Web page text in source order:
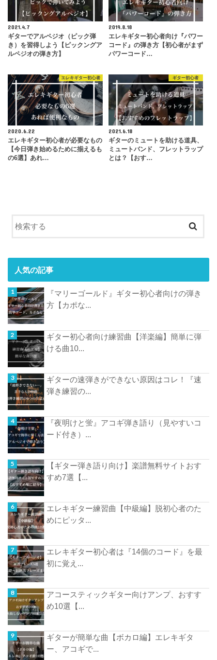
2021.4.7
ギターでアルペジオ（ピック弾
き）を習得しよう【ピックングア
ルペジオの弾き方】
2019.8.18
エレキギター初心者向け『パワー
コード』の弾き方【初心者がまず
パワーコード…
エレキギター初心者
2020.6.22
エレキギター初心者が必要なもの
【今日弾き始めるために揃えるも
の6選】あれ…
ギター初心者
2021.6.18
ギターのミュートを助ける道具、
ミュートバンド、フレットラップ
とは？【おす…
人気の記事
『マリーゴールド』ギター初心者向けの弾き
方【カポな...
ギター初心者向け練習曲【洋楽編】簡単に弾
ける曲10...
ギターの速弾きができない原因はコレ！『速
弾き練習の...
『夜明けと蛍』アコギ弾き語り（見やすいコ
ード付き）...
【ギター弾き語り向け】楽譜無料サイトおす
すめ7選【...
エレキギター練習曲【中級編】脱初心者のた
めにピッタ...
エレキギター初心者は『14個のコード』を最
初に覚え...
アコースティックギター向けアンプ、おすす
め10選【...
ギターが簡単な曲【ボカロ編】エレキギタ
ー、アコギで...